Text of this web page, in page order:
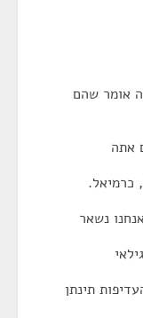
אומר שהם
אתה
כרמיאל.
נשאר
תינתן